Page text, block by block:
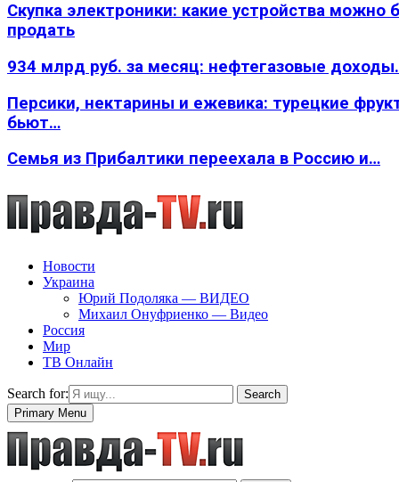
Скупка электроники: какие устройства можно
продать
934 млрд руб. за месяц: нефтегазовые
Персики, нектарины и ежевика: турецкие
бьют…
Семья из Прибалтики переехала в Россию и…
Новости
Украина
Юрий Подоляка — ВИДЕО
Михаил Онуфриенко — Видео
Россия
Мир
ТВ Онлайн
Search for:
Search
Primary Menu